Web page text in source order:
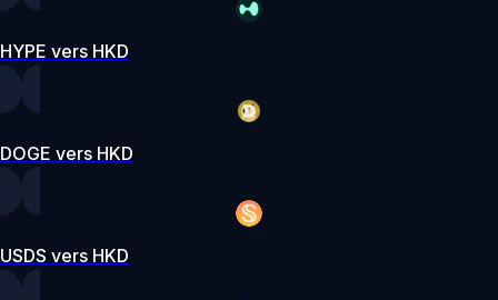
HYPE vers HKD
DOGE vers HKD
USDS vers HKD